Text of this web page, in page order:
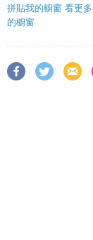
拼貼我的櫥窗 看更
的櫥窗